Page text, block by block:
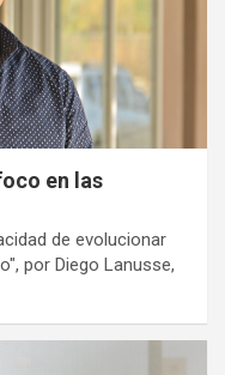
en las
de evolucionar
por Diego Lanusse,